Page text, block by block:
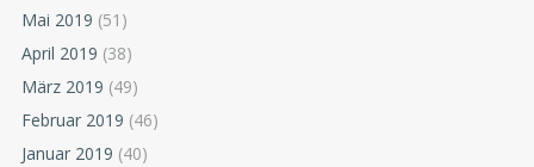
Mai 2019 (51)
April 2019 (38)
März 2019 (49)
Februar 2019 (46)
Januar 2019 (40)